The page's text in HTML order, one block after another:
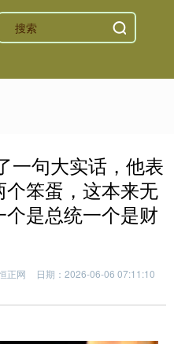
一句大实话，他表
笨蛋，这本来无
是总统一个是财
正网
日期：2026-06-06 07:11:10